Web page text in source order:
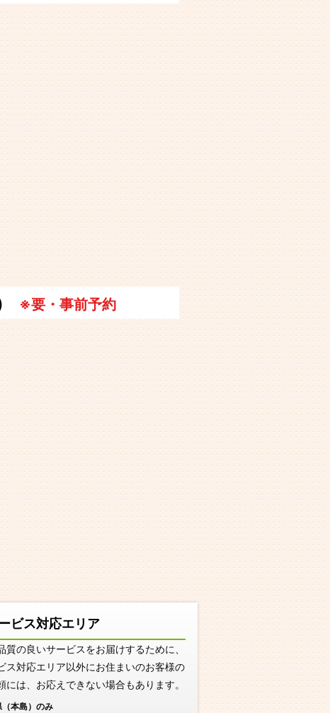
※要・事前予約
ビス対応エリア
質の良いサービスをお届けするために、
ス対応エリア以外にお住まいのお客様の
には、お応えできない場合もあります。
（本島）のみ